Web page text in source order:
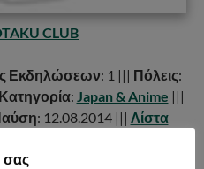
CLUB
Εκδηλώσεων: 1 ||| Πόλεις:
Κατηγορία: Japan & Anime |||
: 12.08.2014 ||| Λίστα
σας